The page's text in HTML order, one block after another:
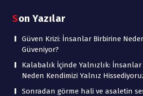
Son Yazılar
Güven Krizi: İnsanlar Birbirine
Güveniyor?
Kalabalık İçinde Yalnızlık:
Neden Kendimizi Yalnız
Sonradan görme hali ve asaletin